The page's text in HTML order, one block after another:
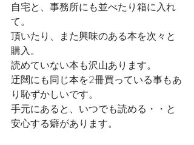
自宅と、事務所にも並べたり箱に入れ
て。
頂いたり、また興味のある本を次々と
購入。
読めていない本も沢山あります。
迂闊にも同じ本を2冊買っている事もあ
り恥ずかしいです。
手元にあると、いつでも読める・・と
安心する癖があります。